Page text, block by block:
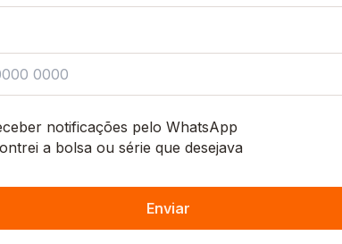
notificações pelo WhatsApp
a bolsa ou série que desejava
Enviar